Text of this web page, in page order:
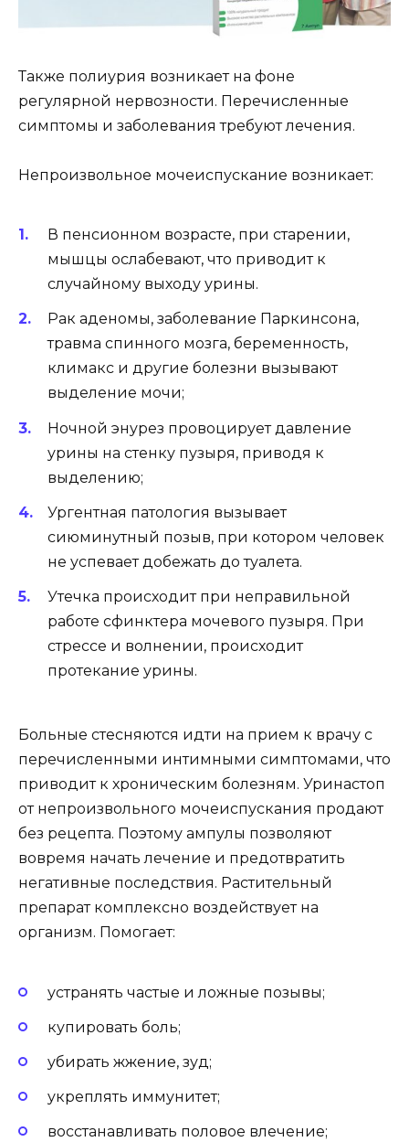
Также полиурия возникает на фоне
регулярной нервозности. Перечисленные
симптомы и заболевания требуют лечения.
Непроизвольное мочеиспускание возникает:
В пенсионном возрасте, при старении,
мышцы ослабевают, что приводит к
случайному выходу урины.
Рак аденомы, заболевание Паркинсона,
травма спинного мозга, беременность,
климакс и другие болезни вызывают
выделение мочи;
Ночной энурез провоцирует давление
урины на стенку пузыря, приводя к
выделению;
Ургентная патология вызывает
сиюминутный позыв, при котором человек
не успевает добежать до туалета.
Утечка происходит при неправильной
работе сфинктера мочевого пузыря. При
стрессе и волнении, происходит
протекание урины.
Больные стесняются идти на прием к врачу с
перечисленными интимными симптомами, что
приводит к хроническим болезням. Уринастоп
от непроизвольного мочеиспускания продают
без рецепта. Поэтому ампулы позволяют
вовремя начать лечение и предотвратить
негативные последствия. Растительный
препарат комплексно воздействует на
организм. Помогает:
устранять частые и ложные позывы;
купировать боль;
убирать жжение, зуд;
укреплять иммунитет;
восстанавливать половое влечение;